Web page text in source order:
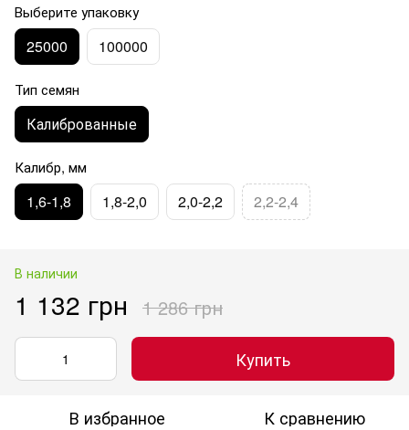
Выберите упаковку
25000 100000
Тип семян
Калиброванные
Калибр, мм
1,6-1,8 1,8-2,0 2,0-2,2 2,2-2,4
В наличии
1 132 грн 1 286 грн
Купить
В избранное К сравнению